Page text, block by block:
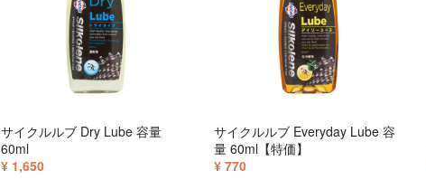
サイクルルブ Dry Lube 容量
60ml
¥ 1,650
サイクルルブ Everyday Lube 容
量 60ml【特価】
¥ 770